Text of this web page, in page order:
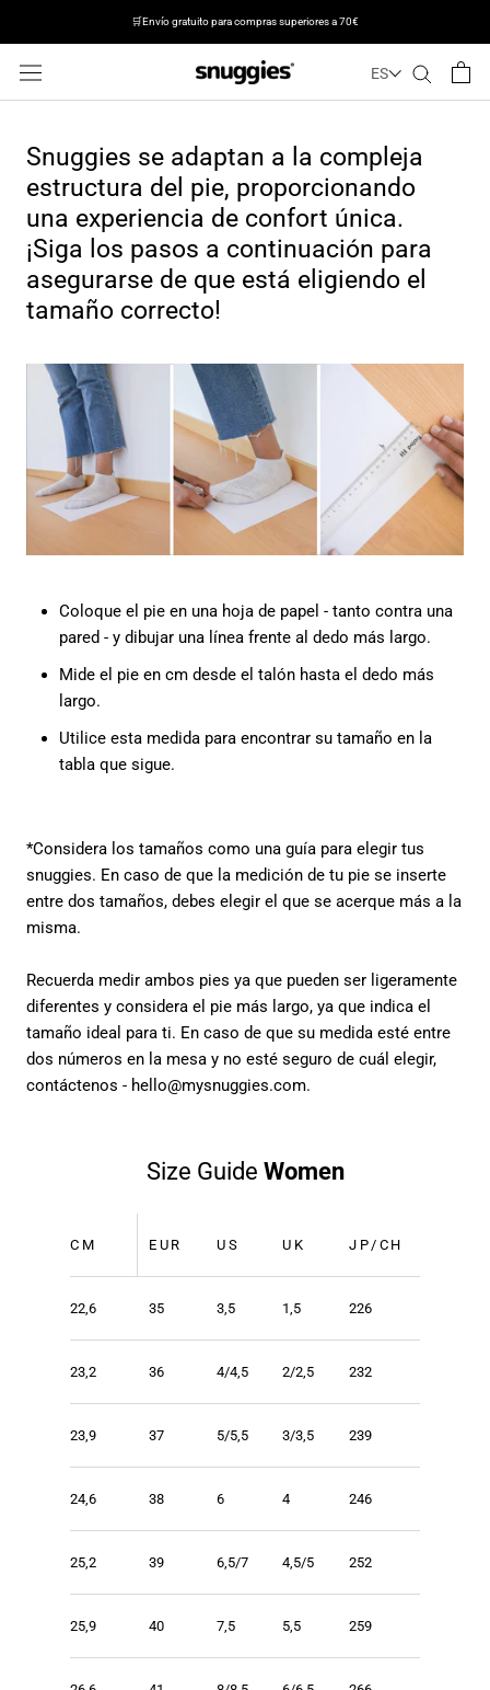
Saltar
contenido
🛒Envío gratuito para compras superiores a 70€
Snuggies se adaptan a la compleja
estructura del pie, proporcionando
una experiencia de confort única.
¡Siga los pasos a continuación para
asegurarse de que está eligiendo el
tamaño correcto!
Coloque el pie en una hoja de papel - tanto contra una
pared - y dibujar una línea frente al dedo más largo.
Mide el pie en cm desde el talón hasta el dedo más
largo.
Utilice esta medida para encontrar su tamaño en la
tabla que sigue.
*Considera los tamaños como una guía para elegir tus
snuggies. En caso de que la medición de tu pie se inserte
entre dos tamaños, debes elegir el que se acerque más a la
misma.
Recuerda medir ambos pies ya que pueden ser ligeramente
diferentes y considera el pie más largo, ya que indica el
tamaño ideal para ti. En caso de que su medida esté entre
dos números en la mesa y no esté seguro de cuál elegir,
contáctenos - hello@mysnuggies.com.
Size Guide Women
CM EUR US UK JP/CH
22,6 35 3,5 1,5 226
23,2 36 4/4,5 2/2,5 232
23,9 37 5/5,5 3/3,5 239
24,6 38 6 4 246
25,2 39 6,5/7 4,5/5 252
25,9 40 7,5 5,5 259
ES